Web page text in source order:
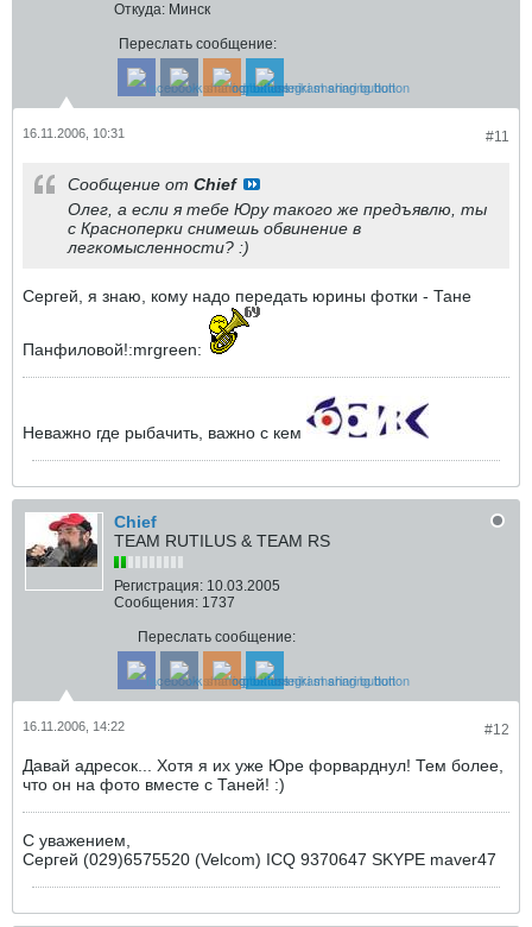
Откуда: Минск
Переслать сообщение:
#11
16.11.2006, 10:31
Сообщение от Chief
Олег, а если я тебе Юру такого же предъявлю, ты
с Красноперки снимешь обвинение в
легкомысленности? :)
Сергей, я знаю, кому надо передать юрины фотки - Тане
Панфиловой!:mrgreen:
Неважно где рыбачить, важно с кем
Chief
TEAM RUTILUS & TEAM RS
Регистрация: 10.03.2005
Сообщения: 1737
Переслать сообщение:
#12
16.11.2006, 14:22
Давай адресок... Хотя я их уже Юре форварднул! Тем более,
что он на фото вместе с Таней! :)
С уважением,
Сергей (029)6575520 (Velcom) ICQ 9370647 SKYPE maver47